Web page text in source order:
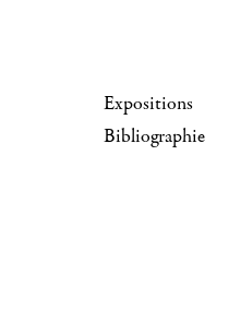
Expositions
Bibliographie